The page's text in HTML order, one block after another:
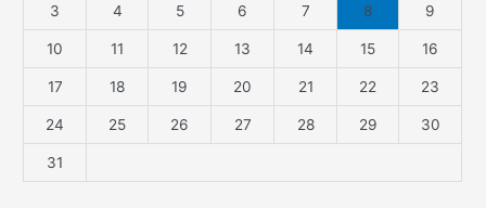
3 4 5 6 7 8 9
10 11 12 13 14 15 16
17 18 19 20 21 22 23
24 25 26 27 28 29 30
31